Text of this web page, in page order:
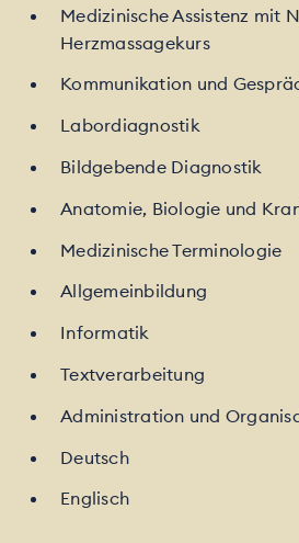
Medizinische Assistenz mit
Herzmassagekurs
Kommunikation und
Labordiagnostik
Bildgebende Diagnostik
Anatomie, Biologie und
Medizinische Terminologie
Allgemeinbildung
Informatik
Textverarbeitung
Administration und
Deutsch
Englisch